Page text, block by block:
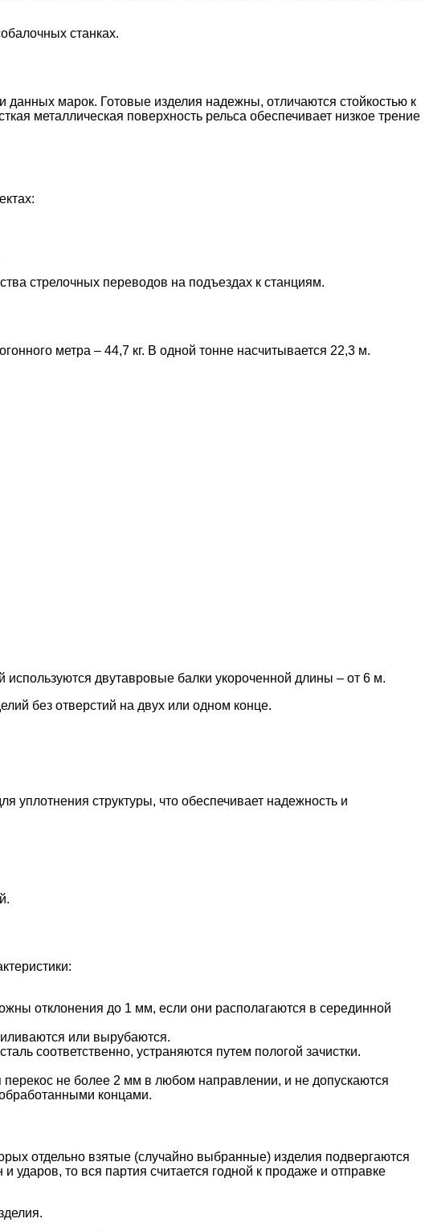
станках.
марок. Готовые изделия надежны, отличаются стойкостью к
металлическая поверхность рельса обеспечивает низкое трение
стрелочных переводов на подъездах к станциям.
метра – 44,7 кг. В одной тонне насчитывается 22,3 м.
двутавровые балки укороченной длины – от 6 м.
без отверстий на двух или одном конце.
уплотнения структуры, что обеспечивает надежность и
отклонения до 1 мм, если они располагаются в серединной
или вырубаются.
соответственно, устраняются путем пологой зачистки.
не более 2 мм в любом направлении, и не допускаются
концами.
отдельно взятые (случайно выбранные) изделия подвергаются
ударов, то вся партия считается годной к продаже и отправке